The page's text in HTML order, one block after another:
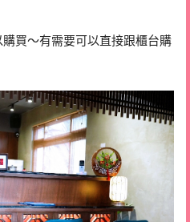
買～有需要可以直接跟櫃台購